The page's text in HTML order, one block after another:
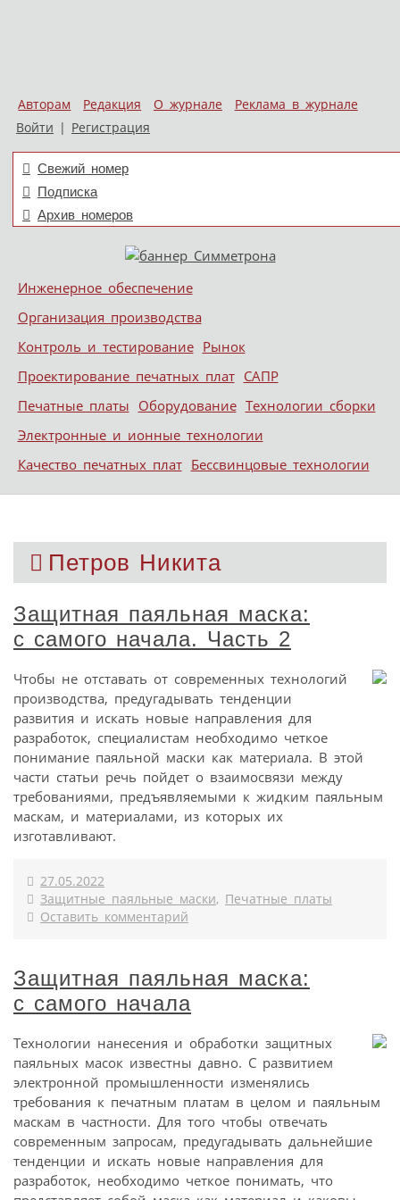
Авторам Редакция О журнале
Реклама в журнале
Войти | Регистрация
Свежий номер
Подписка
Архив номеров
Меню
Skip to content
Инженерное обеспечение
Организация производства
Контроль и тестирование Рынок
Проектирование печатных плат САПР
Печатные платы Оборудование Технологии сборки
Электронные и ионные технологии
Качество печатных плат Бессвинцовые технологии
Петров Никита
Защитная паяльная маска:
с самого начала. Часть 2
Чтобы не отставать от современных технологий
производства, предугадывать тенденции
развития и искать новые направления для
разработок, специалистам необходимо четкое
понимание паяльной маски как материала. В этой
части статьи речь пойдет о взаимосвязи между
требованиями, предъявляемыми к жидким паяльным
маскам, и материалами, из которых их
изготавливают.
27.05.2022
Защитные паяльные маски, Печатные платы
Оставить комментарий
Защитная паяльная маска:
с самого начала
Технологии нанесения и обработки защитных
паяльных масок известны давно. С развитием
электронной промышленности изменялись
требования к печатным платам в целом и паяльным
маскам в частности. Для того чтобы отвечать
современным запросам, предугадывать дальнейшие
тенденции и искать новые направления для
разработок, необходимо четкое понимать, что